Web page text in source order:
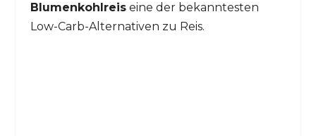
Blumenkohlreiseine der bekanntesten
Low-Carb-Alternativen zu Reis.